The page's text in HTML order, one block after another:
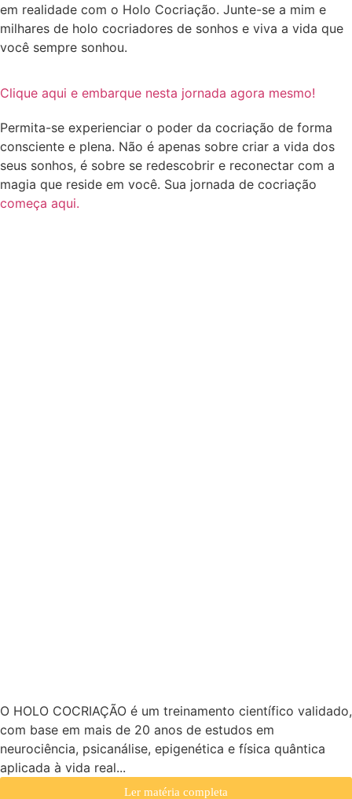
em realidade com o Holo Cocriação. Junte-se a mim e
milhares de holo cocriadores de sonhos e viva a vida que
você sempre sonhou.
Clique aqui e embarque nesta jornada agora mesmo!
Permita-se experienciar o poder da cocriação de forma
consciente e plena. Não é apenas sobre criar a vida dos
seus sonhos, é sobre se redescobrir e reconectar com a
magia que reside em você. Sua jornada de cocriação
começa aqui.
O HOLO COCRIAÇÃO é um treinamento científico validado,
com base em mais de 20 anos de estudos em
neurociência, psicanálise, epigenética e física quântica
aplicada à vida real...
Ler matéria completa